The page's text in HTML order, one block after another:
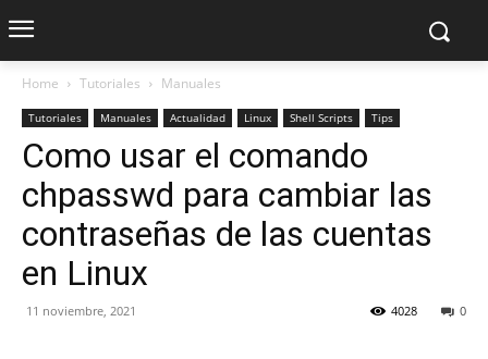
Home Tutoriales Manuales
Tutoriales Manuales Actualidad Linux Shell Scripts Tips
Como usar el comando
chpasswd para cambiar las
contraseñas de las cuentas
en Linux
11 noviembre, 2021 0
4028